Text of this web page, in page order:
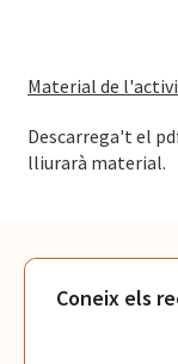
Material de
Descarrega't el
lliurarà material.
Coneix els